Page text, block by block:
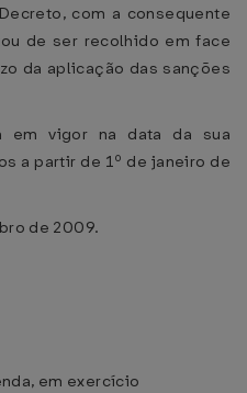
com a consequente
de ser recolhido em face
da aplicação das sanções
em vigor na data da sua
a partir de 1º de janeiro de
de 2009.
em exercício